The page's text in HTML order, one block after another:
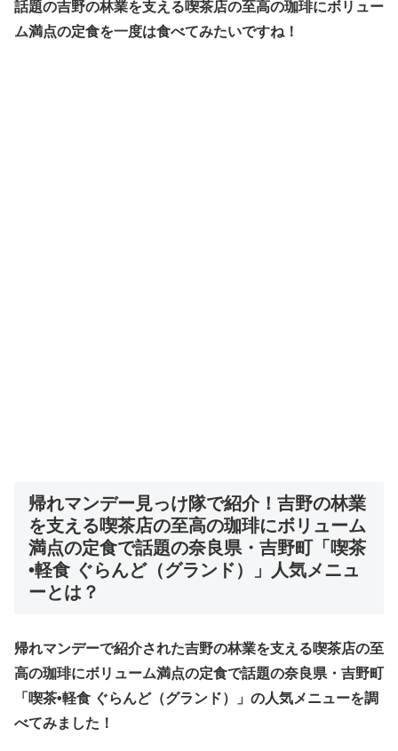
話題の吉野の林業を支える喫茶店の至高の珈琲にボリュー
ム満点の定食を一度は食べてみたいですね！
帰れマンデー 見っけ隊で紹介！ 吉野の林業
を支える喫茶店の至高の珈琲にボリューム
満点の定食で話題の奈良県・吉野町「喫茶
•軽食 ぐらんど（グランド）」
人気メニュ
ーとは？
帰れマンデーで紹介された吉野の林業を支える喫茶店の至
高の珈琲にボリューム満点の定食で話題の奈良県・吉野町
「喫茶•軽食 ぐらんど（グランド）」の人気メニューを調
べてみました！